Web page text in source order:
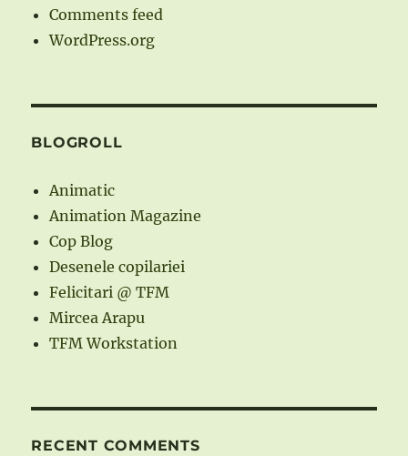
Comments feed
WordPress.org
BLOGROLL
Animatic
Animation Magazine
Cop Blog
Desenele copilariei
Felicitari @ TFM
Mircea Arapu
TFM Workstation
RECENT COMMENTS